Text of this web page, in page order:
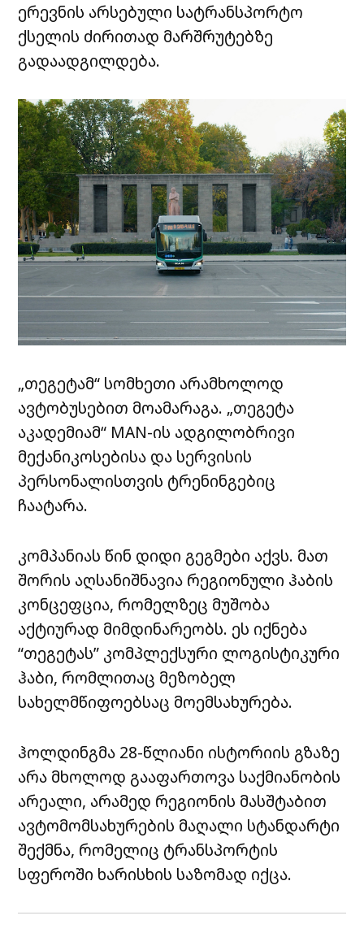
ერევნის არსებული სატრანსპორტო
ქსელის ძირითად მარშრუტებზე
გადაადგილდება.
„თეგეტამ“ სომხეთი არამხოლოდ
ავტობუსებით მოამარაგა. „თეგეტა
აკადემიამ“ MAN-ის ადგილობრივი
მექანიკოსებისა და სერვისის
პერსონალისთვის ტრენინგებიც
ჩაატარა.
კომპანიას წინ დიდი გეგმები აქვს. მათ
შორის აღსანიშნავია რეგიონული ჰაბის
კონცეფცია, რომელზეც მუშობა
აქტიურად მიმდინარეობს. ეს იქნება
“თეგეტას” კომპლექსური ლოგისტიკური
ჰაბი, რომლითაც მეზობელ
სახელმწიფოებსაც მოემსახურება.
ჰოლდინგმა 28-წლიანი ისტორიის გზაზე
არა მხოლოდ გააფართოვა საქმიანობის
არეალი, არამედ რეგიონის მასშტაბით
ავტომომსახურების მაღალი სტანდარტი
შექმნა, რომელიც ტრანსპორტის
სფეროში ხარისხის საზომად იქცა.